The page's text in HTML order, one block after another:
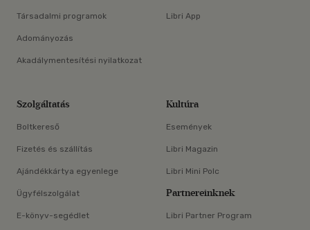
Társadalmi programok
Adományozás
Akadálymentesítési nyilatkozat
Libri App
Szolgáltatás
Boltkereső
Fizetés és szállítás
Ajándékkártya egyenlege
Ügyfélszolgálat
E-könyv-segédlet
Kultúra
Események
Libri Magazin
Libri Mini Polc
Partnereinknek
Libri Partner Program